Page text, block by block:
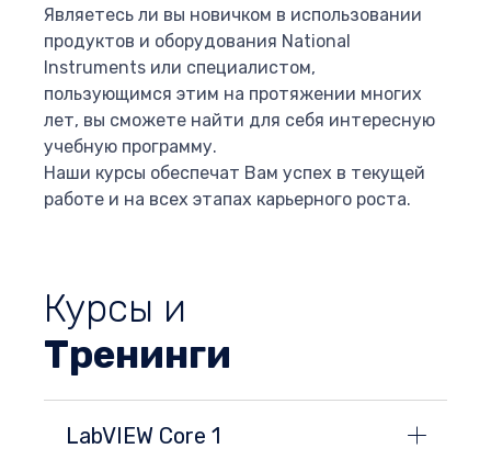
Являетесь ли вы новичком в использовании
продуктов и оборудования National
Instruments или специалистом,
пользующимся этим на протяжении многих
лет, вы сможете найти для себя интересную
учебную программу.
Наши курсы обеспечат Вам успех в текущей
работе и на всех этапах карьерного роста.
Курсы и
Тренинги
LabVIEW Core 1